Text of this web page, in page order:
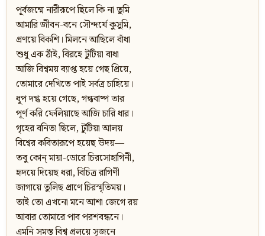
পূর্বজন্মে নারীরূপে ছিলে কি না তুমি
আমারি জীবন-বনে সৌন্দর্যে কুসুমি,
প্রণয়ে বিকশি। মিলনে আছিলে বাঁধা
শুধু এক ঠাঁই, বিরহে টুটিয়া বাধা
আজি বিশ্বময় ব্যাপ্ত হয়ে গেছ প্রিয়ে,
তোমারে দেখিতে পাই সর্বত্র চাহিয়ে।
ধূপ দগ্ধ হয়ে গেছে, গন্ধবাষ্প তার
পূর্ণ করি ফেলিয়াছে আজি চারি ধার।
গৃহের বনিতা ছিলে, টুটিয়া আলয়
বিশ্বের কবিতারূপে হয়েছ উদয়—
তবু কোন্‌ মায়া-ডোরে চিরসোহাগিনী,
হৃদয়ে দিয়েছ ধরা, বিচিত্র রাগিণী
জাগায়ে তুলিছ প্রাণে চিরস্মৃতিময়।
তাই তো এখনো মনে আশা জেগে রয়
আবার তোমারে পাব পরশবন্ধনে।
এমনি সমস্ত বিশ্ব প্রলয়ে সৃজনে